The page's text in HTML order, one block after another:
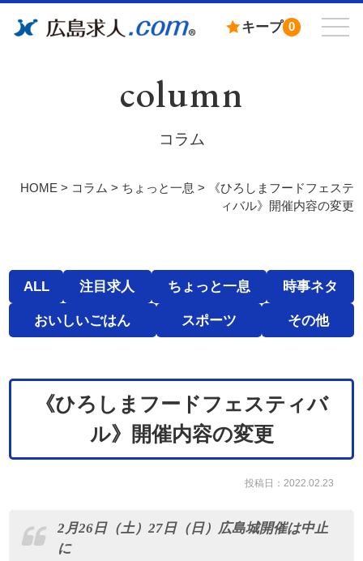
キープ 0
column
コラム
HOME> コラム > ちょっと一息 >
《ひろしまフードフェステ
ィバル》開催内容の変更
ALL 注目求人 ちょっと一息 時事ネタ
おいしいごはん スポーツ その他
《ひろしまフードフェスティバ
ル》開催内容の変更
投稿日：2022.02.23
2月26日（土）27日（日）広島城開催は中止
に